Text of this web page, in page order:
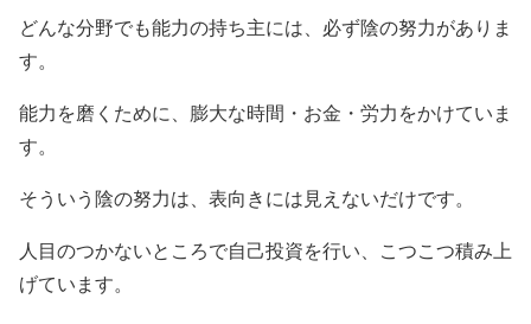
どんな分野でも能力の持ち主には、必ず陰の努力がありま
す。
能力を磨くために、膨大な時間・お金・労力をかけていま
す。
そういう陰の努力は、表向きには見えないだけです。
人目のつかないところで自己投資を行い、こつこつ積み上
げています。